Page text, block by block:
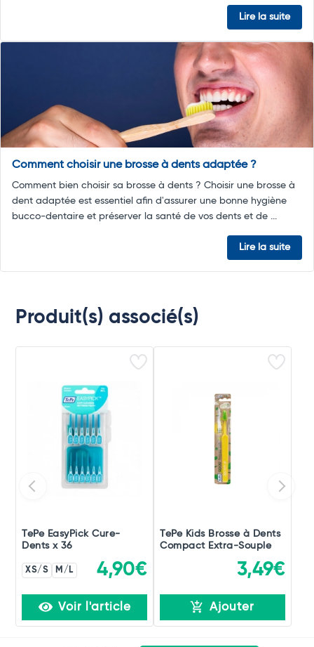
Lire la suite
Comment choisir une brosse à dents adaptée ?
Comment bien choisir sa brosse à dents ? Choisir une brosse à
dent adaptée est essentiel afin d'assurer une bonne hygiène
bucco-dentaire et préserver la santé de vos dents et de ...
Lire la suite
Produit(s) associé(s)
TePe EasyPick Cure-
Dents x 36
XS/S M/L 4,90€
Voir l'article
TePe Kids Brosse à Dents
Compact Extra-Souple
3,49€
Ajouter